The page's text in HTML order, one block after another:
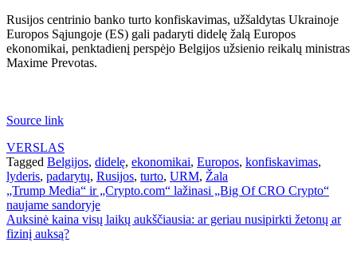
Rusijos centrinio banko turto konfiskavimas, užšaldytas Ukrainoje
Europos Sąjungoje (ES) gali padaryti didelę žalą Europos
ekonomikai, penktadienį perspėjo Belgijos užsienio reikalų ministras
Maxime Prevotas.
Source link
VERSLAS
Tagged Belgijos, didelę, ekonomikai, Europos, konfiskavimas,
lyderis, padarytų, Rusijos, turto, URM, Žala
Navigacija
tarp
įrašų
„Trump Media“ ir „Crypto.com“ lažinasi „Big Of CRO Crypto“
naujame sandoryje
Auksinė kaina visų laikų aukščiausia: ar geriau nusipirkti žetonų ar
fizinį auksą?